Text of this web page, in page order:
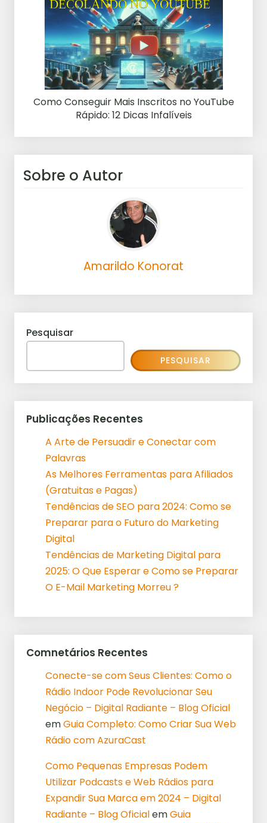
Como Conseguir Mais Inscritos no YouTube
Rápido: 12 Dicas Infalíveis
Sobre o Autor
Amarildo Konorat
Pesquisar
PESQUISAR
Publicações Recentes
A Arte de Persuadir e Conectar com
Palavras
As Melhores Ferramentas para Afiliados
(Gratuitas e Pagas)
Tendências de SEO para 2024: Como se
Preparar para o Futuro do Marketing
Digital
Tendências de Marketing Digital para
2025: O Que Esperar e Como se Preparar
O E-Mail Marketing Morreu ?
Comnetários Recentes
Conecte-se com Seus Clientes: Como o
Rádio Indoor Pode Revolucionar Seu
Negócio – Digital Radiante – Blog Oficial
emGuia Completo: Como Criar Sua Web
Rádio com AzuraCast
Como Pequenas Empresas Podem
Utilizar Podcasts e Web Rádios para
Expandir Sua Marca em 2024 – Digital
Radiante – Blog OficialemGuia